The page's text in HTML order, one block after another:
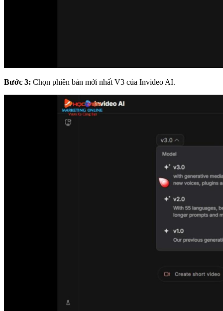
Bước 3: Chọn phiên bản mới nhất V3 của Invideo AI.